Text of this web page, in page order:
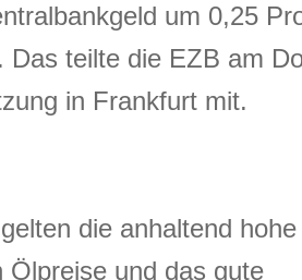
um 0,25
Das teilte die EZB am
in Frankfurt mit.
die anhaltend
Ölpreise und das gute